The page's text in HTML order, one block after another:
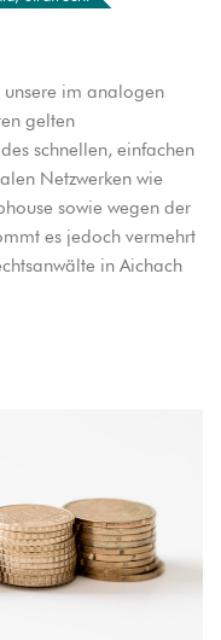
unsere im analogen
gelten
schnellen, einfachen
Netzwerken wie
sowie wegen der
es jedoch vermehrt
in Aichach